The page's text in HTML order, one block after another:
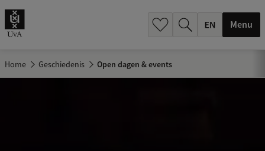
Menu
Home Geschiedenis Open dagen & events